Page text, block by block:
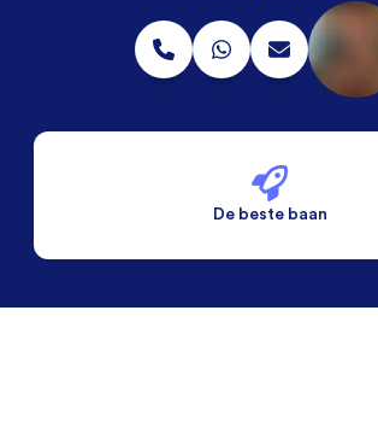
De beste baan